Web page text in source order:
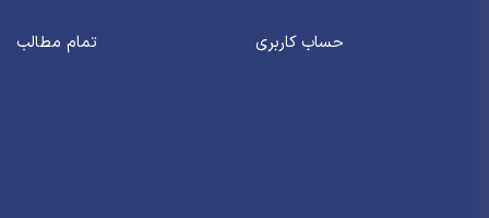
تمام مطالب حساب کاربری